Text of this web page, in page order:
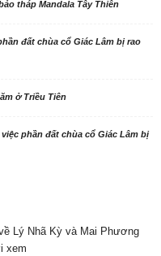
tháp Mandala Tây Thiên
đất chùa cổ Giác Lâm bị rao
ở Triều Tiên
phần đất chùa cổ Giác Lâm bị
Lý Nhã Kỳ và Mai Phương
xem